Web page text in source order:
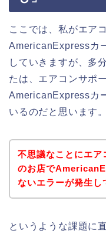
ここでは、私がエア
AmericanExpressカ
していきますが、多
たは、エアコンサポ
AmericanExpressカ
いるのだと思います
不思議なことにエア
のお店で
ないエラーが発生し
というような課題に